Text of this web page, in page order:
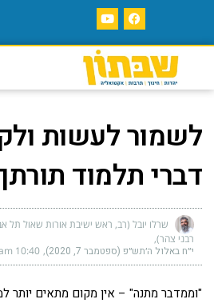
לשמור לעשות
דברי תלמוד
שרלו יובל (רב, ראש ישיבת אורות שאול תל
רבני צהר)
י״ח באלול ה׳תש״פ (ספטמבר 7, 2020) 10:40 am
"וממדבר מתנה" – אין מקום מתאים יותר